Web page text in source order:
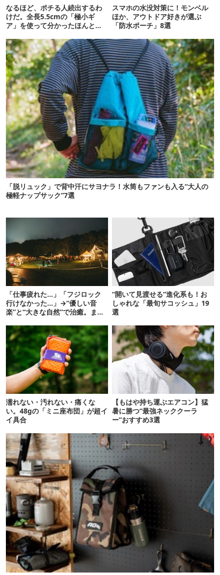
なるほど、ポチる人続出するわ
けだ。全長5.5cmの「極小ギ
ア」を使って分かったほんとの
スマホの水没対策に！モンベル
ほか、アウトドア好きが選ぶ
「防水ポーチ」8選
「脱リュック」で背中汗にサヨナラ！水筒もファンも入る“大人の
極軽ナップサック”7選
「仕事疲れた…」「フジロック
行けなかった…」→“優しい音
楽”と“大きな自然”で治癒。まだ
“開いて見渡せる”進化系も！お
しゃれな「最旬サコッシュ」19
選
濡れない・汚れない・痛くな
い。48gの「ミニ座布団」が超イ
イ具合
【もはや持ち運ぶエアコン】猛
暑に勝つ“最強ネッククーラ
ー”おすすめ3選